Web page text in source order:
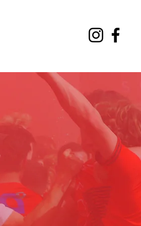
VERLEDEN HEBBEN WE,